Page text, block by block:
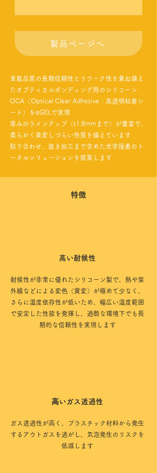
製品ページへ
車載品質の長期信頼性とリワーク性を兼ね備え
たオプティカルボンディング用のシリコーン
OCA（Optical Clear Adhesive：高透明粘着シ
ート）をαGELで実現
厚みのラインアップ（t1.8mmまで）が豊富で、
柔らかく黄変しづらい性質を備えています
貼り合わせ、抜き加工まで含めた光学接着のト
ータルソリューションを提案します
特徴
高い耐候性
耐候性が⾮常に優れたシリコーン製で、熱や紫
外線などによる変⾊（⻩変）が極めて少なく、
さらに温度依存性が低いため、幅広い温度範囲
で安定した性能を発揮し、過酷な環境下でも⻑
期的な信頼性を実現します
⾼いガス透過性
ガス透過性が⾼く、プラスチック材料から発⽣
するアウトガスを逃がし、気泡発⽣のリスクを
低減します